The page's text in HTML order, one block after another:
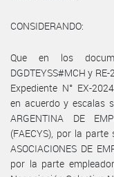
CONSIDERANDO:
Que en los
DGDTEYSS#MCH y
Expediente N° EX-
en acuerdo y escalas
ARGENTINA DE
(FAECYS), por la parte
ASOCIACIONES DE
por la parte